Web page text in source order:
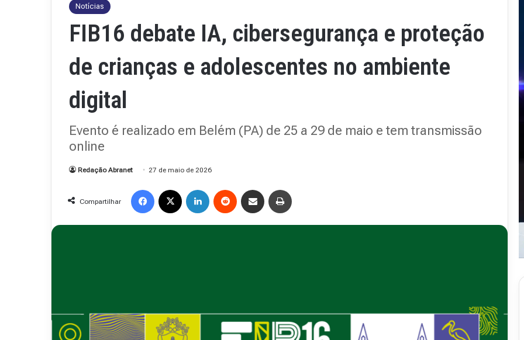
Notícias
FIB16 debate IA, cibersegurança e proteção
de crianças e adolescentes no ambiente
digital
Evento é realizado em Belém (PA) de 25 a 29 de maio e tem transmissão
online
Redação Abranet 27 de maio de 2026
Compartilhar
Facebook Linkedin Reddit Compartilhar via e-mail
Revista
Revista